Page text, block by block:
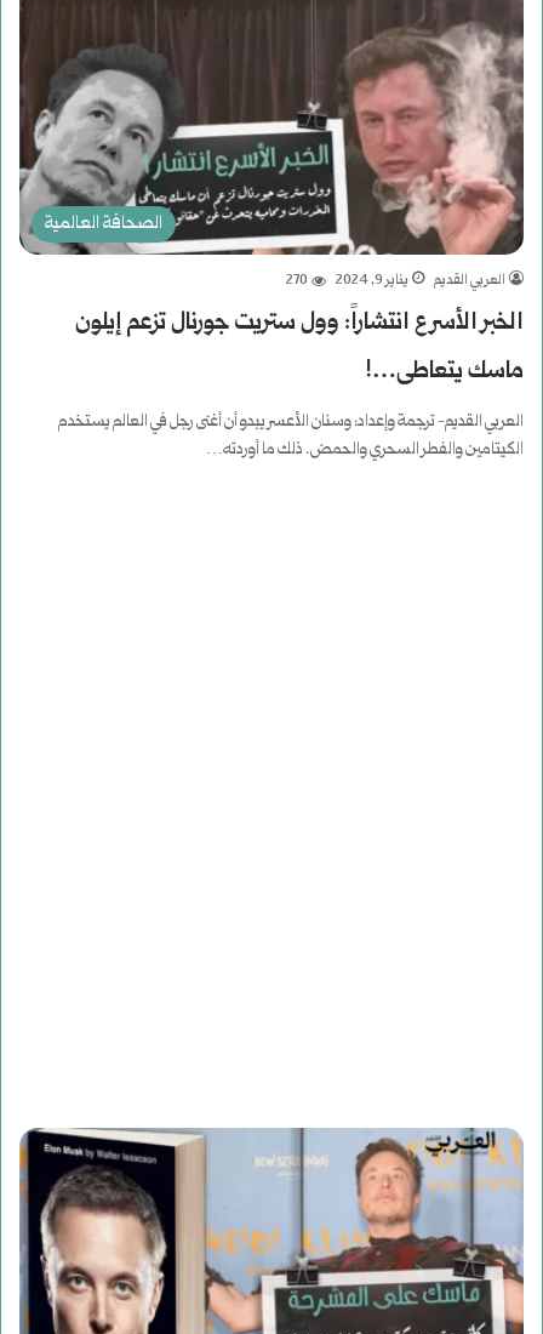
الصحافة العالمية
العربي القديم يناير 9, 2024 270
الخبر الأسرع انتشاراً: وول ستريت جورنال تزعم إيلون
ماسك يتعاطى…!
العربي القديم- ترجمة وإعداد: وسنان الأعسر يبدو أن أغنى رجل في العالم يستخدم
الكيتامين والفطر السحري والحمض. ذلك ما أوردته…